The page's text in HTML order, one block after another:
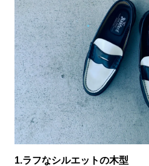
1.ラフなシルエットの木型